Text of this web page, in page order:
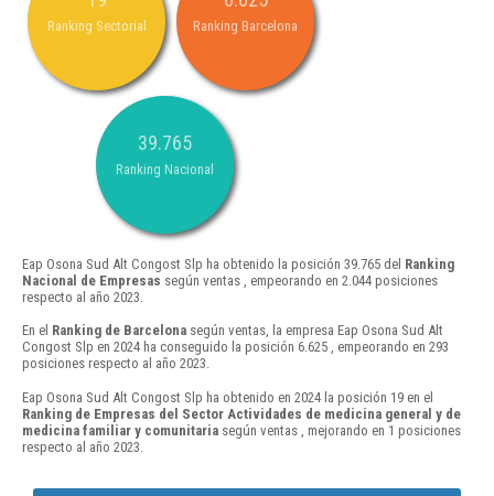
Ranking Sectorial Ranking Barcelona
39.765
Ranking Nacional
Eap Osona Sud Alt Congost Slp ha obtenido la posición 39.765 del Ranking
Nacional de Empresas según ventas , empeorando en 2.044 posiciones
respecto al año 2023.
En el Ranking de Barcelona según ventas, la empresa Eap Osona Sud Alt
Congost Slp en 2024 ha conseguido la posición 6.625 , empeorando en 293
posiciones respecto al año 2023.
Eap Osona Sud Alt Congost Slp ha obtenido en 2024 la posición 19 en el
Ranking de Empresas del Sector Actividades de medicina general y de
medicina familiar y comunitaria según ventas , mejorando en 1 posiciones
respecto al año 2023.